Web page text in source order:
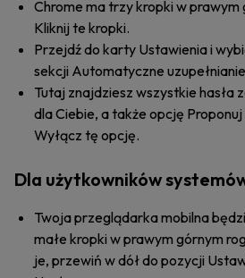
Chrome ma trzy kropki w prawym
Kliknij te kropki.
Przejdź do karty Ustawienia i
sekcji Automatyczne
Tutaj znajdziesz wszystkie hasła
dla Ciebie, a także opcję
Wyłącz tę opcję.
Dla użytkowników
Twoja przeglądarka mobilna
małe kropki w prawym górnym
je, przewiń w dół do pozycji